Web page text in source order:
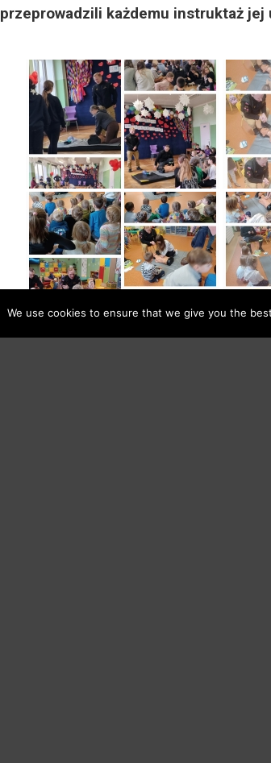
przeprowadzili każdemu instruktaż jej
We use cookies to ensure that we give you the